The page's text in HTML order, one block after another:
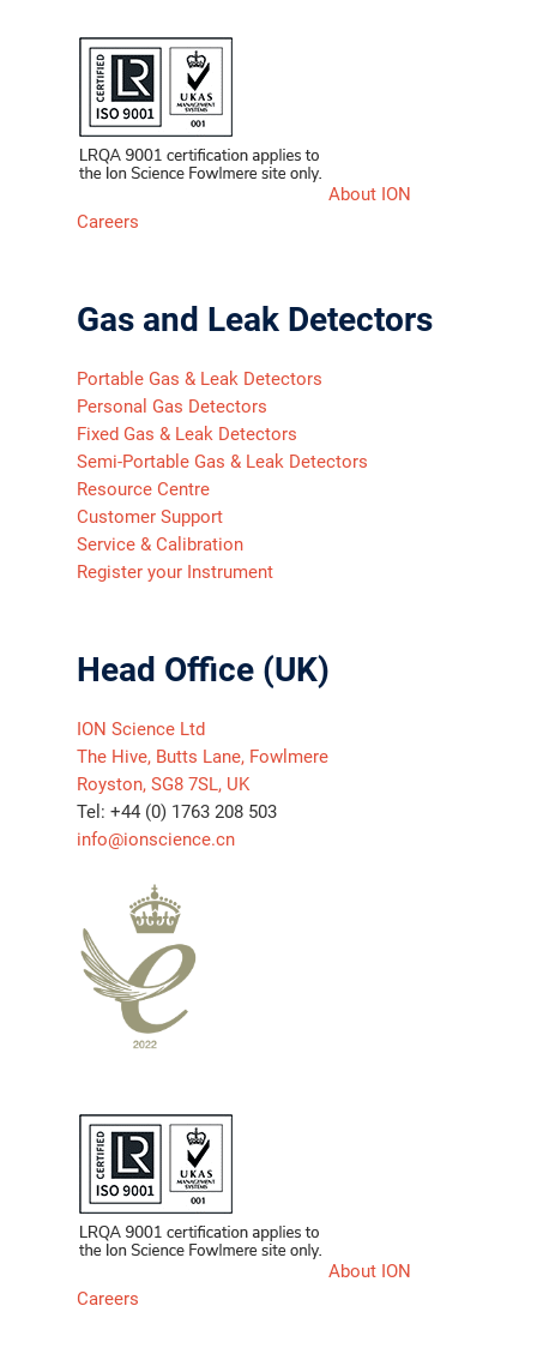
About ION
Careers
Gas and Leak Detectors
Portable Gas & Leak Detectors
Personal Gas Detectors
Fixed Gas & Leak Detectors
Semi-Portable Gas & Leak Detectors
Resource Centre
Customer Support
Service & Calibration
Register your Instrument
Head Office (UK)
ION Science Ltd
The Hive, Butts Lane, Fowlmere
Royston, SG8 7SL, UK
Tel: +44 (0) 1763 208 503
info@ionscience.cn
About ION
Careers